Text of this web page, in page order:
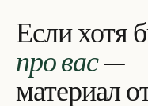
Если хотя
про вас—
материал